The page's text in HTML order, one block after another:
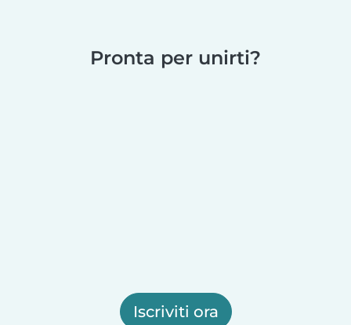
Pronta per unirti?
Iscriviti ora